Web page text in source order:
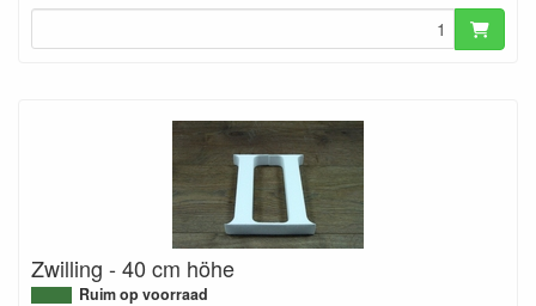
Zwilling - 40 cm höhe
Ruim op voorraad